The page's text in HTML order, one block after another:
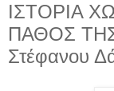
ΙΣΤΟΡΙΑ
ΠΑΘΟΣ
Στέφανου